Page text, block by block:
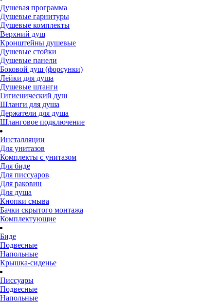
Душевая программа
Душевые гарнитуры
Душевые комплекты
Верхний душ
Кронштейны душевые
Душевые стойки
Душевые панели
Боковой душ (форсунки)
Лейки для душа
Душевые штанги
Гигиенический душ
Шланги для душа
Держатели для душа
Шланговое подключение
Инсталляции
Для унитазов
Комплекты с унитазом
Для биде
Для писсуаров
Для раковин
Для душа
Кнопки смыва
Бачки скрытого монтажа
Комплектующие
Биде
Подвесные
Напольные
Крышка-сиденье
Писсуары
Подвесные
Напольные